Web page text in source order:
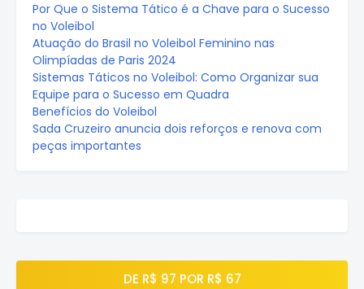
Por Que o Sistema Tático é a Chave para o Sucesso
no Voleibol
Atuação do Brasil no Voleibol Feminino nas
Olimpíadas de Paris 2024
Sistemas Táticos no Voleibol: Como Organizar sua
Equipe para o Sucesso em Quadra
Benefícios do Voleibol
Sada Cruzeiro anuncia dois reforços e renova com
peças importantes
DE R$ 97 POR R$ 67